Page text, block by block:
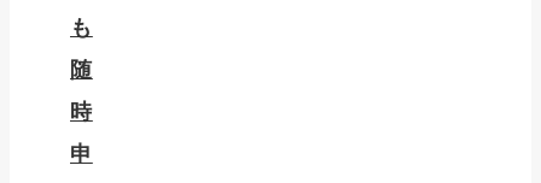
も
随
時
申